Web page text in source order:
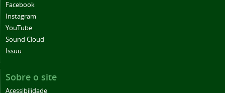
Facebook
Instagram
YouTube
Sound Cloud
Issuu
Sobre o site
Acessibilidade